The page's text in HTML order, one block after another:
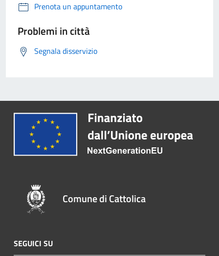
Prenota un appuntamento
Problemi in città
Segnala disservizio
Comune di Cattolica
SEGUICI SU